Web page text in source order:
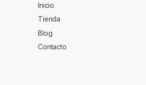
Inicio
Tienda
Blog
Contacto